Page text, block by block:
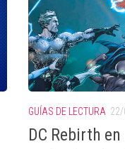
GUÍAS DE LECTURA
DC Rebirth